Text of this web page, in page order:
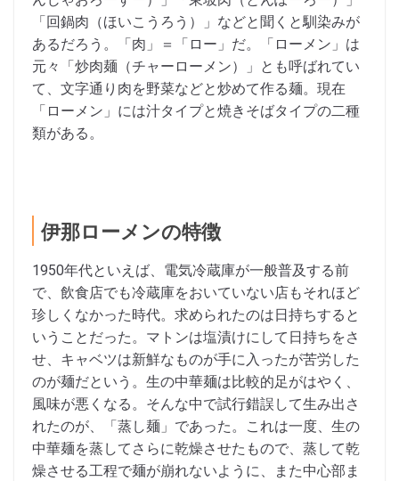
「回鍋肉（ほいこうろう）」などと聞くと馴染みが
あるだろう。「肉」＝「ロー」だ。「ローメン」は
元々「炒肉麺（チャーローメン）」とも呼ばれてい
て、文字通り肉を野菜などと炒めて作る麺。現在
「ローメン」には汁タイプと焼きそばタイプの二種
類がある。
伊那ローメンの特徴
1950年代といえば、電気冷蔵庫が一般普及する前
で、飲食店でも冷蔵庫をおいていない店もそれほど
珍しくなかった時代。求められたのは日持ちすると
いうことだった。マトンは塩漬けにして日持ちをさ
せ、キャベツは新鮮なものが手に入ったが苦労した
のが麺だという。生の中華麺は比較的足がはやく、
風味が悪くなる。そんな中で試行錯誤して生み出さ
れたのが、「蒸し麺」であった。これは一度、生の
中華麺を蒸してさらに乾燥させたもので、蒸して乾
燥させる工程で麺が崩れないように、また中心部ま